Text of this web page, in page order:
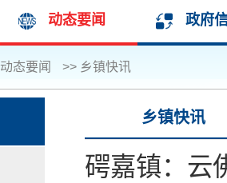
动态要闻 政府
动态要闻 >> 乡镇快讯
乡镇快讯
𥔲嘉镇：云